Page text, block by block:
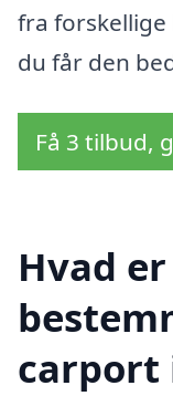
fra
du får den
Få 3 tilbud,
Hvad
carport